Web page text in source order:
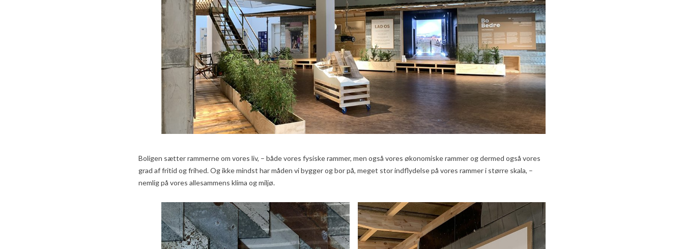
Boligen sætter rammerne om vores liv, – både vores fysiske rammer, men også vores økonomiske rammer og dermed også vores
grad af fritid og frihed. Og ikke mindst har måden vi bygger og bor på, meget stor indflydelse på vores rammer i større skala, –
nemlig på vores allesammens klima og miljø.